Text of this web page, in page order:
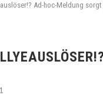
Ad-hoc-Meldung